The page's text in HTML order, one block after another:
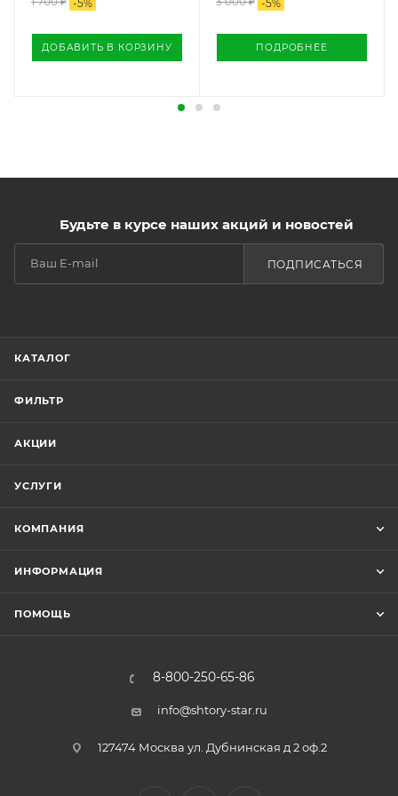
-5%
ДОБАВИТЬ В КОРЗИНУ
-5%
ПОДРОБНЕЕ
Будьте в курсе наших акций и новостей
ПОДПИСАТЬСЯ
КАТАЛОГ
ФИЛЬТР
АКЦИИ
УСЛУГИ
КОМПАНИЯ
ИНФОРМАЦИЯ
ПОМОЩЬ
8-800-250-65-86
info@shtory-star.ru
127474 Москва ул. Дубнинская д 2 оф.2